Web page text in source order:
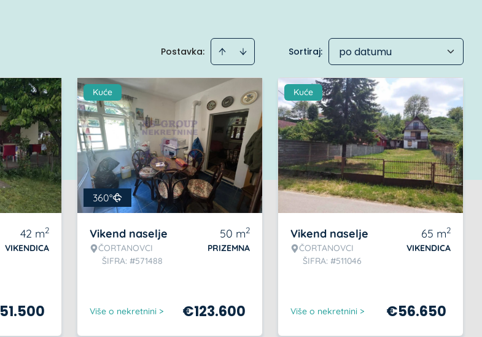
Postavka: Sortiraj: po datumu
42 m2
VIKENDICA
51.500
Kuće
360°
Vikend naselje
ČORTANOVCI
ŠIFRA: #571488
50 m2
PRIZEMNA
Više o nekretnini > €123.600
Kuće
Vikend naselje
ČORTANOVCI
ŠIFRA: #511046
65 m2
VIKENDICA
Više o nekretnini > €56.650